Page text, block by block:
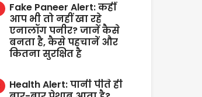
Fake Paneer Alert: कहीं
आप भी तो नहीं खा रहे
एनालॉग पनीर? जानें कैसे
बनता है, कैसे पहचानें और
कितना सुरक्षित है
Health Alert: पानी पीते ही